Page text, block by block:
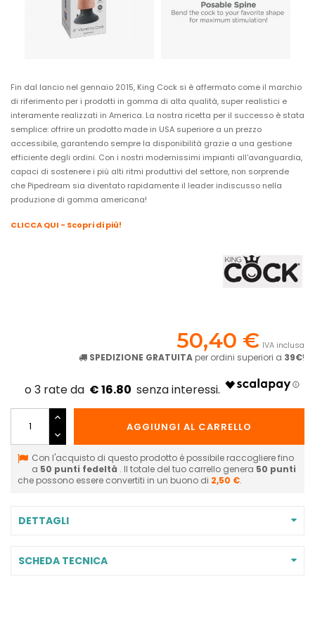
Fin dal lancio nel gennaio 2015, King Cock si è affermato come il marchio
di riferimento per i prodotti in gomma di alta qualità, super realistici e
interamente realizzati in America. La nostra ricetta per il successo è stata
semplice: offrire un prodotto made in USA superiore a un prezzo
accessibile, garantendo sempre la disponibilità grazie a una gestione
efficiente degli ordini. Con i nostri modernissimi impianti all'avanguardia,
capaci di sostenere i più alti ritmi produttivi del settore, non sorprende
che Pipedream sia diventato rapidamente il leader indiscusso nella
produzione di gomma americana!
CLICCA QUI - Scopri di più!
50,40 € IVA inclusa
SPEDIZIONE GRATUITA per ordini superiori a 39€!
€ 16.80
AGGIUNGI AL CARRELLO
Con l'acquisto di questo prodotto è possibile raccogliere fino
a 50 punti fedeltà . Il totale del tuo carrello genera 50 punti
che possono essere convertiti in un buono di 2,50 €.
DETTAGLI
SCHEDA TECNICA